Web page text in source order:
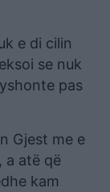
e di cilin
se nuk
pas
Gjest me e
a atë që
kam